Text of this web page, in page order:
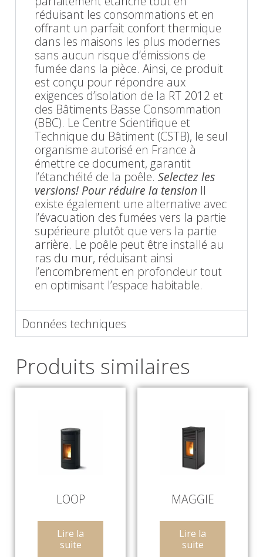
réduisant les consommations et en
offrant un parfait confort thermique
dans les maisons les plus modernes
sans aucun risque d’émissions de
fumée dans la pièce. Ainsi, ce produit
est conçu pour répondre aux
exigences d’isolation de la RT 2012 et
des Bâtiments Basse Consommation
(BBC). Le Centre Scientifique et
Technique du Bâtiment (CSTB), le seul
organisme autorisé en France à
émettre ce document, garantit
l’étanchéité de la poêle. Selectez les
versions! Pour réduire la tension Il
existe également une alternative avec
l’évacuation des fumées vers la partie
supérieure plutôt que vers la partie
arrière. Le poêle peut être installé au
ras du mur, réduisant ainsi
l’encombrement en profondeur tout
en optimisant l’espace habitable.
Données techniques
Produits similaires
LOOP
Lire la
suite
MAGGIE
Lire la
suite